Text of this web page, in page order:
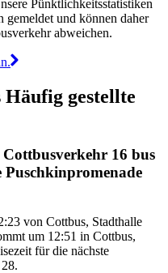
Pünktlichkeitsstatistiken
gemeldet und können daher
abweichen.
gestellte
16 bus
von Cottbus, Stadthalle
um 12:51 in Cottbus,
für die nächste